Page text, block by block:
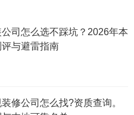
司怎么选不踩坑？2026年本
与避雷指南
修公司怎么找?资质查询。